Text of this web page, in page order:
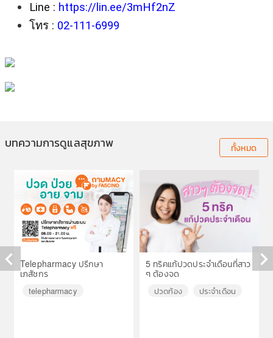
Line : https://lin.ee/3mHf2nZ
โทร : 02-111-6999
บทความการดูแลสุขภาพ ทั้งหมด
Telepharmacy ปรึกษา
เภสัชกร
telepharmacy
5 ทริคแก้ปวดประจำเดือนที่สาว
ๆ ต้องจด
ปวดท้อง ประจำเดือน